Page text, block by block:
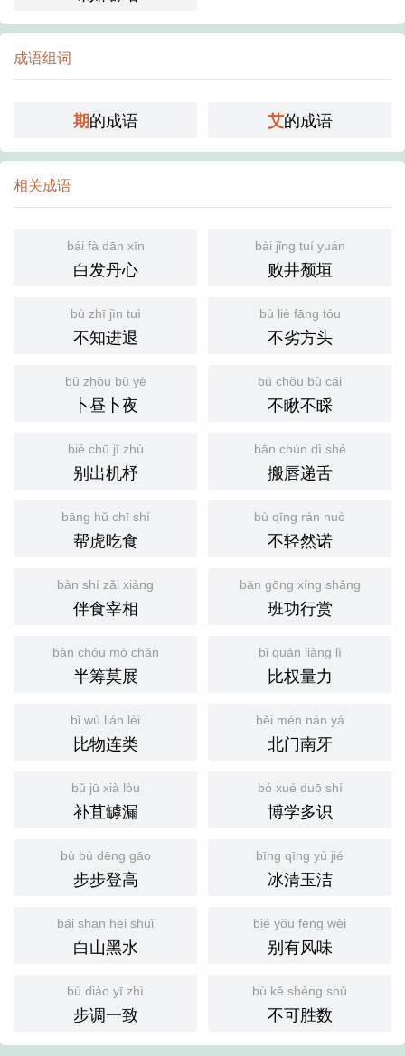
成语组词
期的成语 艾的成语
相关成语
bái fà dān xīn
白发丹心
bài jǐng tuí yuán
败井颓垣
bù zhī jìn tuì
不知进退
bù liè fāng tóu
不劣方头
bǔ zhòu bǔ yè
卜昼卜夜
bù chǒu bù cǎi
不瞅不睬
bié chū jī zhù
别出机杼
bān chún dì shé
搬唇递舌
bāng hǔ chī shí
帮虎吃食
bù qīng rán nuò
不轻然诺
bàn shí zǎi xiàng
伴食宰相
bān gōng xíng shǎng
班功行赏
bàn chóu mò chǎn
半筹莫展
bǐ quán liàng lì
比权量力
bǐ wù lián lèi
比物连类
běi mén nán yá
北门南牙
bǔ jū xià lòu
补苴罅漏
bó xué duō shí
博学多识
bù bù dēng gāo
步步登高
bīng qīng yù jié
冰清玉洁
bái shān hēi shuǐ
白山黑水
bié yǒu fēng wèi
别有风味
bù diào yī zhì
步调一致
bù kě shèng shǔ
不可胜数